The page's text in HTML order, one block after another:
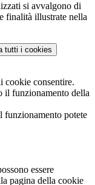
si avvalgono di
finalità illustrate nella
tutti i cookies
cookie consentire.
il funzionamento della
funzionamento potete
essere
pagina della cookie